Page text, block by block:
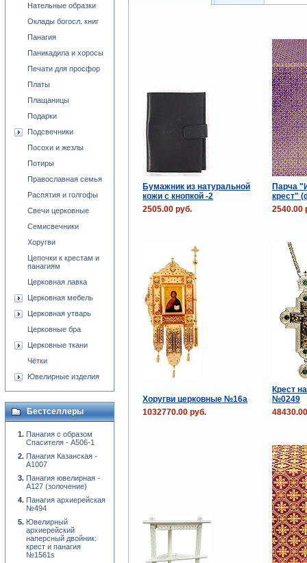
Бумажник из натуральной
кожи с кнопкой -2
Парча
крест"
2505.00 руб.
2540.00
Хоругви церковные №16a
Крест
№0249
1032770.00 руб.
Нательные образки
Оклады богосл. книг
Панагия
Паникадила и хоросы
Печати для просфор
Платы
Плащаницы
Подарки
Подсвечники
Посохи и жезлы
Потиры
Православная семья
Распятия и голгофы
Свечи церковные
Семисвечники
Хоругви
Цепочки к крестам и
панагиям
Церковная лавка
Церковная мебель
Церковная утварь
Церковные бра
Церковные ткани
Чётки
Ювелирные изделия
Бестселлеры
Панагия с образом
Спасителя - A506-1
Панагия Казанская -
А1007
Панагия ювелирная -
А127 (золочение)
Панагия архиерейская
№494
Ювелирный
архиерейский
наперсный двойник:
крест и панагия
№1561s